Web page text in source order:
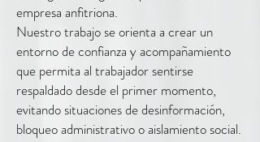
empresa anfitriona.
Nuestro trabajo se orienta a crear un
entorno de confianza y acompañamiento
que permita al trabajador sentirse
respaldado desde el primer momento,
evitando situaciones de desinformación,
bloqueo administrativo o aislamiento social.